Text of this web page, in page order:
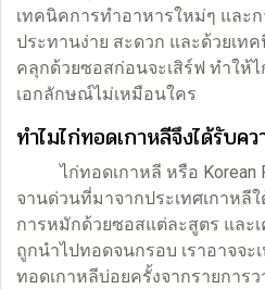
เทคนิคการทำอาหารใหม่ๆ และ
ประทานง่าย สะดวก และด้วยเท
คลุกด้วยซอสก่อนจะเสิร์ฟ ทำให้
เอกลักษณ์ไม่เหมือนใคร
ทำไมไก่ทอดเกาหลีจึงได้รับ
ไก่ทอดเกาหลี หรือ Korean
จานด่วนที่มาจากประเทศเกาหลี
การหมักด้วยซอสแต่ละสูตร และ
ถูกนำไปทอดจนกรอบ เราอาจจ
ทอดเกาหลีบ่อยครั้งจากรายการ